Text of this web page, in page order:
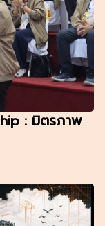
: มิตรภาพ